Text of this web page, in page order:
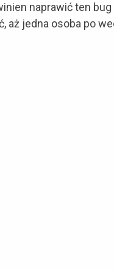
naprawić ten
aż jedna osoba po